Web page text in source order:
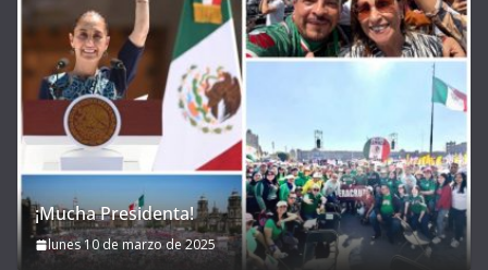
¡Mucha Presidenta!
lunes 10 de marzo de 2025